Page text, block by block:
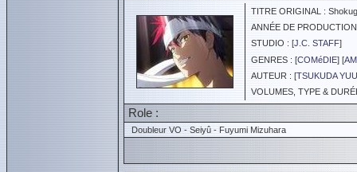
TITRE ORIGINAL :
ANNÉE DE
STUDIO : [J.C. STAFF]
GENRES : [COMéDIE] [
AUTEUR : [TSUKUDA
VOLUMES, TYPE &
Role :
Doubleur VO - Seiyû - Fuyumi Mizuhara